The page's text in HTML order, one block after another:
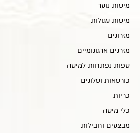
מיטות נוער
מיטות עגולות
מזרונים
מזרנים ארגונומיים
ספות נפתחות למיטה
כורסאות וסלונים
כריות
כלי מיטה
מבצעים וחבילות